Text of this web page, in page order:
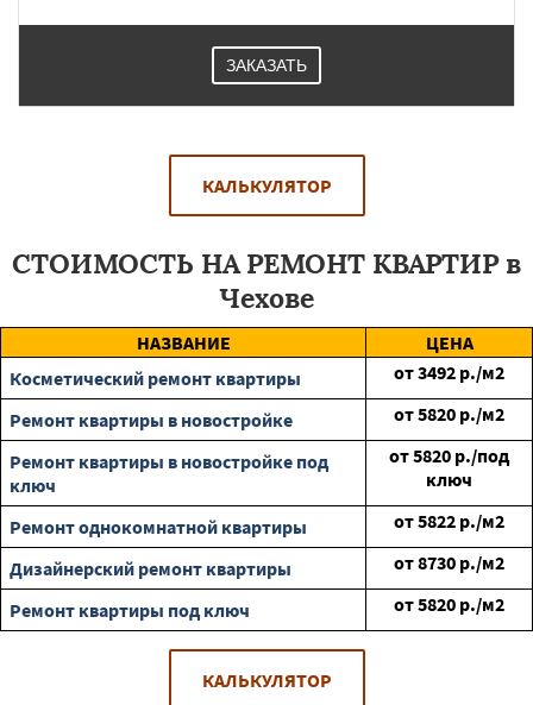
ЗАКАЗАТЬ
КАЛЬКУЛЯТОР
СТОИМОСТЬ НА РЕМОНТ КВАРТИР в
Чехове
НАЗВАНИЕ
ЦЕНА
Косметический ремонт квартиры
от3492 р./м2
Ремонт квартиры в новостройке
от5820 р./м2
Ремонт квартиры в новостройке под
ключ
от5820 р./под
ключ
Ремонт однокомнатной квартиры
от5822 р./м2
Дизайнерский ремонт квартиры
от8730 р./м2
Ремонт квартиры под ключ
от5820 р./м2
КАЛЬКУЛЯТОР